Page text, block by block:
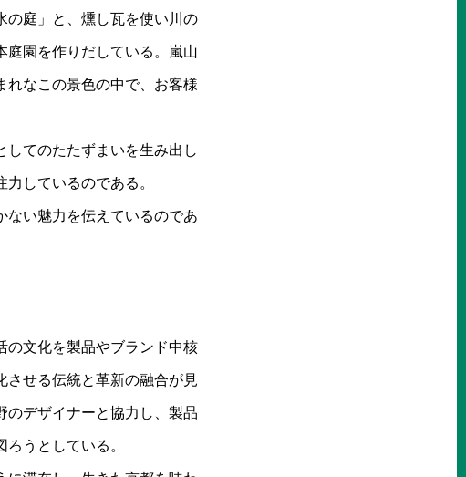
の庭」と、燻し瓦を使い川の
庭園を作りだしている。嵐山
れなこの景色の中で、お客様
してのたたずまいを生み出し
しているのである。
ない魅力を伝えているのであ
の文化を製品やブランド中核
させる伝統と革新の融合が見
のデザイナーと協力し、製品
うとしている。